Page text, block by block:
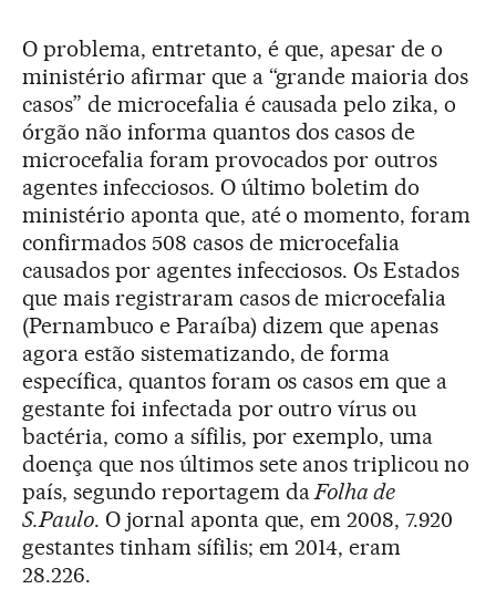
O problema, entretanto, é que, apesar de o
ministério afirmar que a “grande maioria dos
casos” de microcefalia é causada pelo zika, o
órgão não informa quantos dos casos de
microcefalia foram provocados por outros
agentes infecciosos. O último boletim do
ministério aponta que, até o momento, foram
confirmados 508 casos de microcefalia
causados por agentes infecciosos. Os Estados
que mais registraram casos de microcefalia
(Pernambuco e Paraíba) dizem que apenas
agora estão sistematizando, de forma
específica, quantos foram os casos em que a
gestante foi infectada por outro vírus ou
bactéria, como a sífilis, por exemplo, uma
doença que nos últimos sete anos triplicou no
país, segundo reportagem daFolha de
S.Paulo. O jornal aponta que, em 2008, 7.920
gestantes tinham sífilis; em 2014, eram
28.226.